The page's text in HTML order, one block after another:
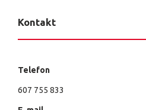
Kontakt
Telefon
607 755 833